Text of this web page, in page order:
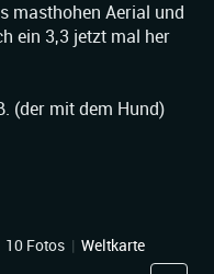
masthohen Aerial und
ein 3,3 jetzt mal her
(der mit dem Hund)
10 Fotos | Weltkarte